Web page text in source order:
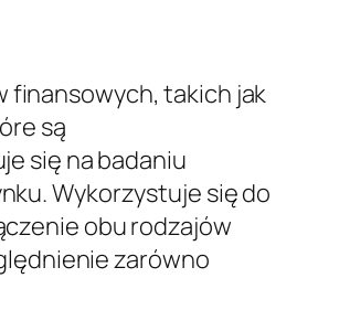
finansowych, takich jak
są
się na badaniu
Wykorzystuje się do
obu rodzajów
zarówno